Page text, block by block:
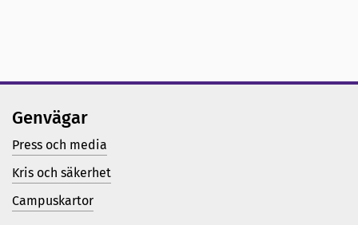
Genvägar
Press och media
Kris och säkerhet
Campuskartor